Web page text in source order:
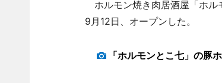
ホルモン焼き肉居酒屋「ホル
9月12日、オープンした。
「ホルモンとこ七」の豚